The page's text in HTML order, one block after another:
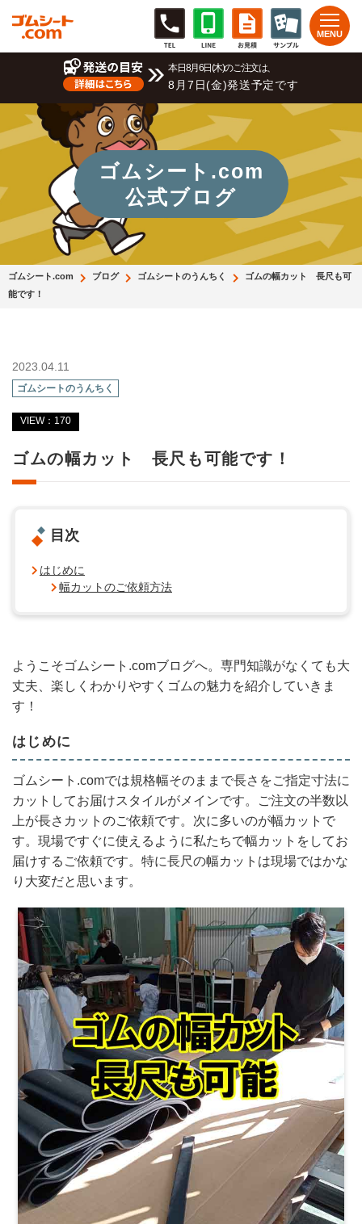
本日8月6日(木)のご注文は、
8月7日(金)発送予定です
ゴムシート.com
公式ブログ
ゴムシート.com ブログ ゴムシートのうんちく
ゴムの幅カット 長尺も可
能です！
2023.04.11
ゴムシートのうんちく
VIEW：170
ゴムの幅カット 長尺も可能です！
目次
はじめに
幅カットのご依頼方法
ようこそゴムシート.comブログへ。専門知識がなくても大
丈夫、楽しくわかりやすくゴムの魅力を紹介していきま
す！
はじめに
ゴムシート.comでは規格幅そのままで長さをご指定寸法に
カットしてお届けスタイルがメインです。ご注文の半数以
上が長さカットのご依頼です。次に多いのが幅カットで
す。現場ですぐに使えるように私たちで幅カットをしてお
届けするご依頼です。特に長尺の幅カットは現場ではかな
り大変だと思います。